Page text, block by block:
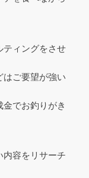
ティングをさせ
はご要望が強い
でお釣りがき
内容をリサーチ